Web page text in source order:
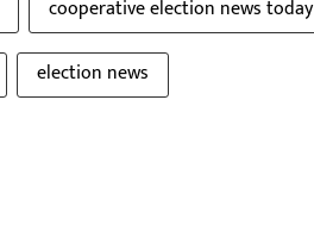
cooperative election news today
election news